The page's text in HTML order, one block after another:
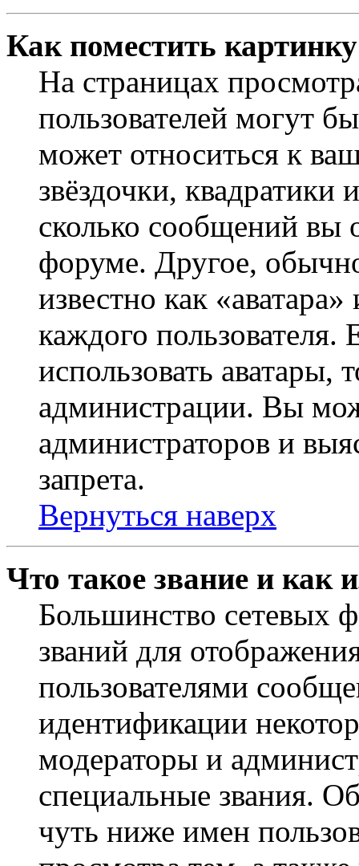
Как поместить
На страницах
пользователей могут
может относиться к
звёздочки,
сколько сообщений вы
форуме. Другое,
известно как
каждого
использовать аватары,
администрации. Вы
администраторов и
запрета.
Вернуться наверх
Что такое звание и как
Большинство сетевых
званий для
пользователями
идентификации
модераторы и
специальные звания.
чуть ниже имен